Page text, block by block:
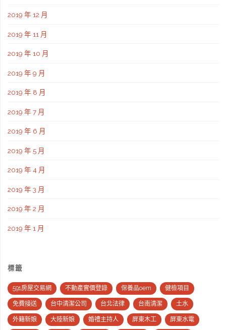
2019 年 12 月
2019 年 11 月
2019 年 10 月
2019 年 9 月
2019 年 8 月
2019 年 7 月
2019 年 6 月
2019 年 5 月
2019 年 4 月
2019 年 3 月
2019 年 2 月
2019 年 1 月
標籤
591房屋交易網 不動產實價登錄 保養品oem 健檢項目
免費接送 台中清潔公司 台北法律 台南清潔 土水
外籍新娘 大陸新娘 婚禮主持人 屏東木工 屏東水電